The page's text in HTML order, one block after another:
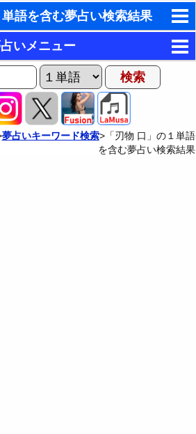
単語を含む夢占い検索結果
・西洋占星術
ホラリー占星術
占いで未来診断
カードで無料占い
いメニュー
夢占いキーワード検索>「刃物 口」の１単語
を含む夢占い検索結果